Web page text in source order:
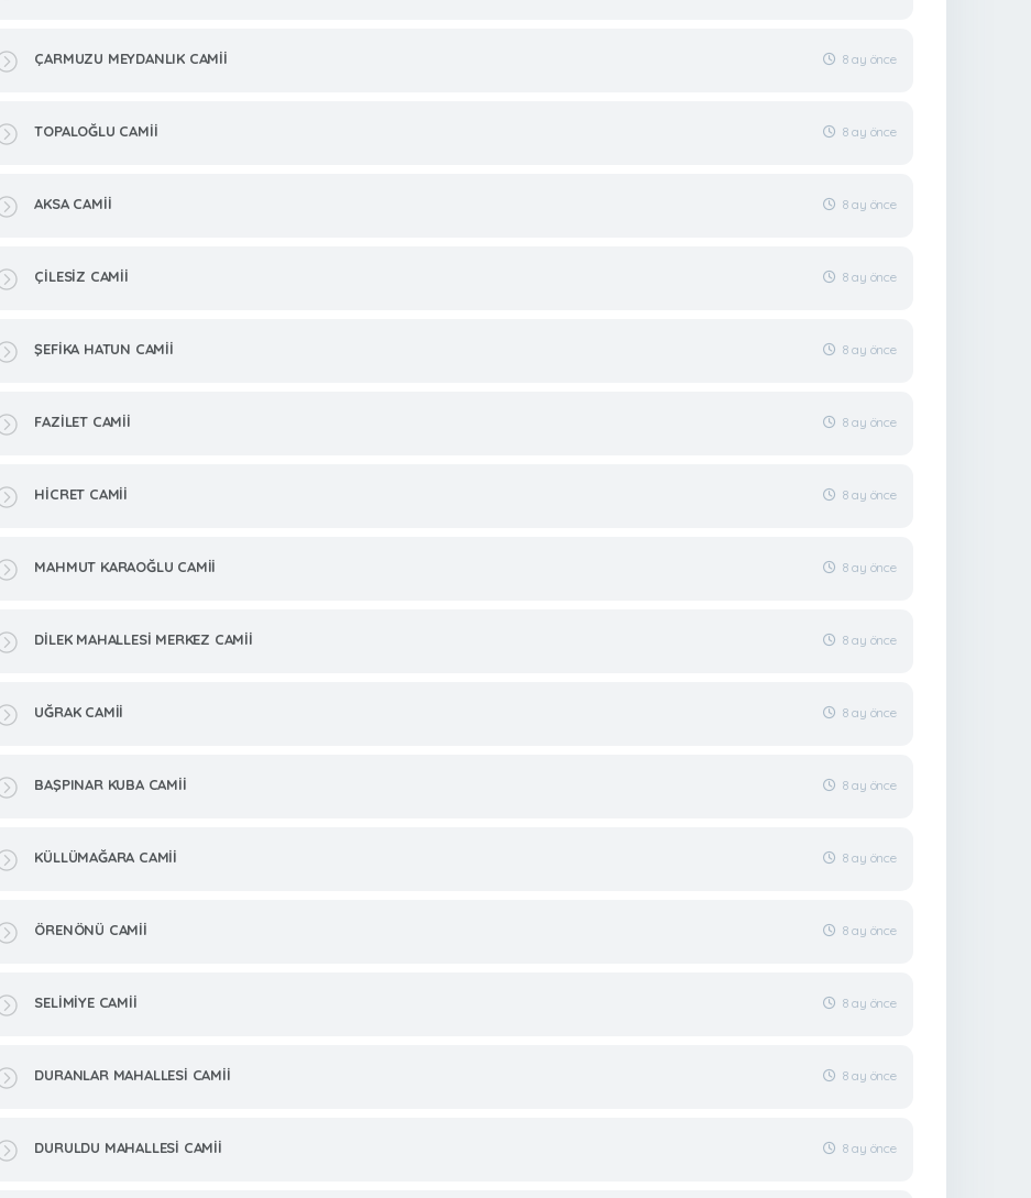
ÇARMUZU MEYDANLIK CAMİİ 8 ay önce
TOPALOĞLU CAMİİ 8 ay önce
AKSA CAMİİ 8 ay önce
ÇİLESİZ CAMİİ 8 ay önce
ŞEFİKA HATUN CAMİİ 8 ay önce
FAZİLET CAMİİ 8 ay önce
HİCRET CAMİİ 8 ay önce
MAHMUT KARAOĞLU CAMİİ 8 ay önce
DİLEK MAHALLESİ MERKEZ CAMİİ 8 ay önce
UĞRAK CAMİİ 8 ay önce
BAŞPINAR KUBA CAMİİ 8 ay önce
KÜLLÜMAĞARA CAMİİ 8 ay önce
ÖRENÖNÜ CAMİİ 8 ay önce
SELİMİYE CAMİİ 8 ay önce
DURANLAR MAHALLESİ CAMİİ 8 ay önce
DURULDU MAHALLESİ CAMİİ 8 ay önce